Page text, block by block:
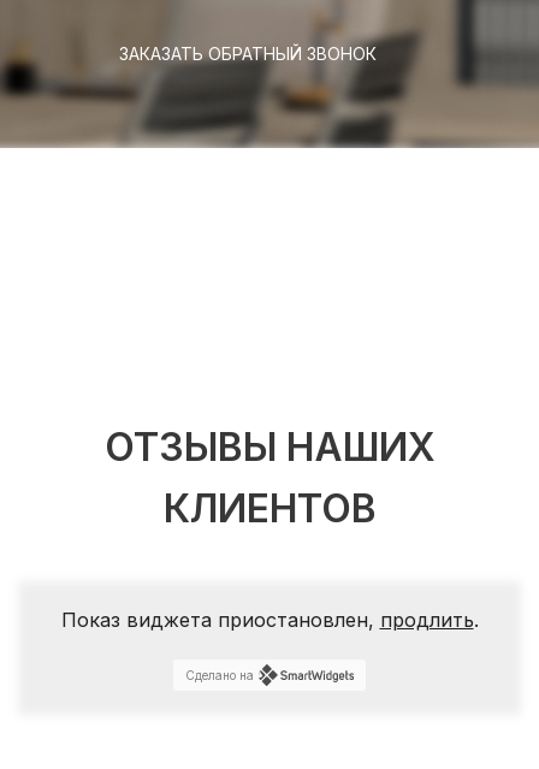
ЗАКАЗАТЬ ОБРАТНЫЙ ЗВОНОК
ОТЗЫВЫ НАШИХ
КЛИЕНТОВ
Показ виджета приостановлен, продлить.
Сделано на